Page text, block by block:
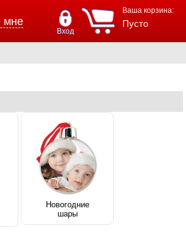
мне
Ваша корзина:
Пусто
Вход
Новогодние
шары